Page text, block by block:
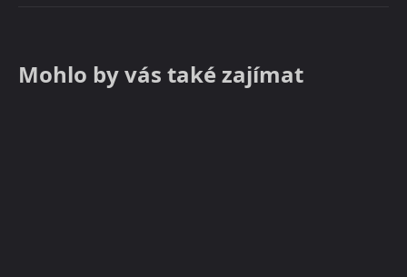
Mohlo by vás také zajímat